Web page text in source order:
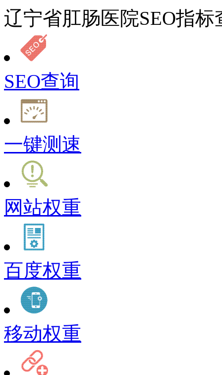
辽宁省肛肠医院SEO指标
SEO查询
一键测速
网站权重
百度权重
移动权重